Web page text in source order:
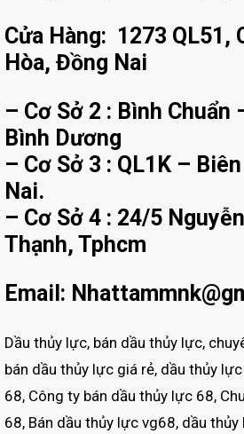
Cửa Hàng: 1273 QL51,
Hòa, Đồng Nai
– Cơ Sở 2 : Bình Chuẩn
Bình Dương
– Cơ Sở 3 : QL1K –
Nai.
– Cơ Sở 4 : 24/5
Thạnh, Tphcm
Email:
Dầu thủy lực, bán dầu thủy lực,
bán dầu thủy lực giá rẻ, dầu thủy
68, Công ty bán dầu thủy lực 68,
68, Bán dầu thủy lực vg68, dầu